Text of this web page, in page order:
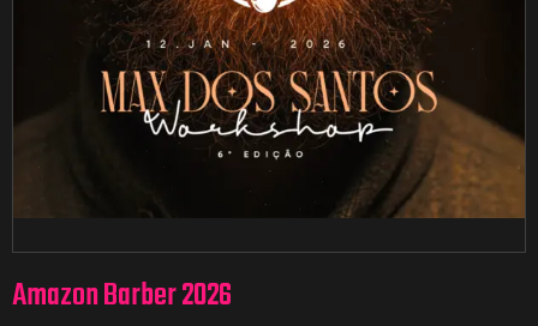
Amazon Barber 2026